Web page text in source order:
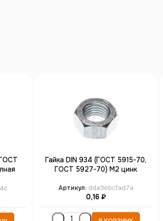
Гайка DIN 934 (ГОСТ 5915-70,
ГОСТ 5927-70) М2 цинк
Артикул: dda9ebcfad7a
0,16 ₽